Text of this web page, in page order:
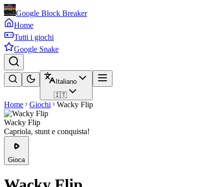
Google Block Breaker
Home
Tutti i giochi
Google Snake
Italiano
🇮🇹
Home Giochi Wacky Flip
Wacky Flip
Capriola, stunt e conquista!
Gioca